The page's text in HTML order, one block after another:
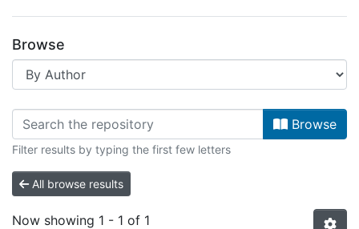
Browse
Browsing Facultad de Salud by
Browse
Filter results by typing the first few letters
All browse results
Now showing 1 - 1 of 1